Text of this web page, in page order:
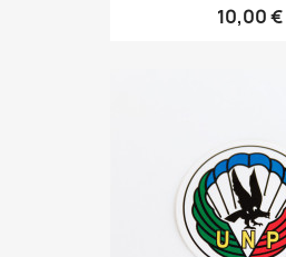
10,00 €